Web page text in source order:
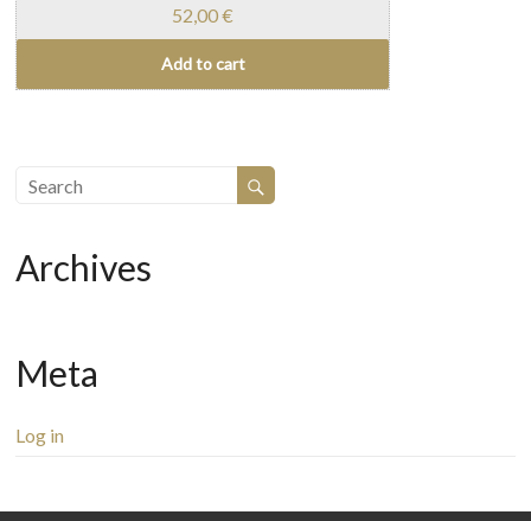
52,00€
Add to cart
Archives
Meta
Log in